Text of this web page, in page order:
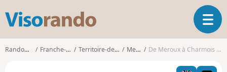
s
o
O
u
i
Randonnées Franche-Comté Territoire-de-Belfort Meroux De Meroux à Charmois par la forêt